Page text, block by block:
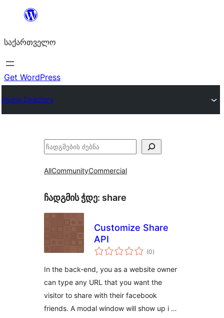
შიგთავსზე
საქართველო
Get WordPress
Plugin Directory
ძებნა
AllCommunityCommercial
ჩადგმის ჭდე: share
Customize Share
API
(0საერთო
რეიტინგი
)
In the back-end, you as a website owner
can type any URL that you want the
visitor to share with their facebook
friends. A modal window will show up i …